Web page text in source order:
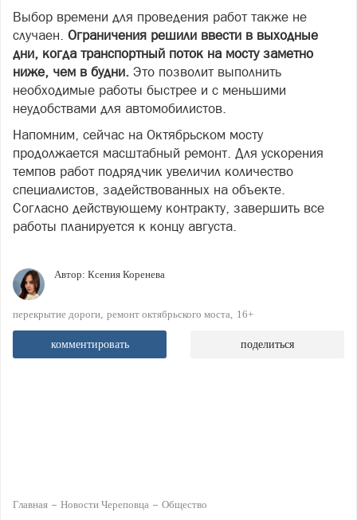
Выбор времени для проведения работ также не
случаен. Ограничения решили ввести в выходные
дни, когда транспортный поток на мосту заметно
ниже, чем в будни. Это позволит выполнить
необходимые работы быстрее и с меньшими
неудобствами для автомобилистов.
Напомним, сейчас на Октябрьском мосту
продолжается масштабный ремонт. Для ускорения
темпов работ подрядчик увеличил количество
специалистов, задействованных на объекте.
Согласно действующему контракту, завершить все
работы планируется к концу августа.
Автор: Ксения Коренева
перекрытие дороги ремонт октябрьского моста 16+
комментировать поделиться
Главная Новости Череповца Общество